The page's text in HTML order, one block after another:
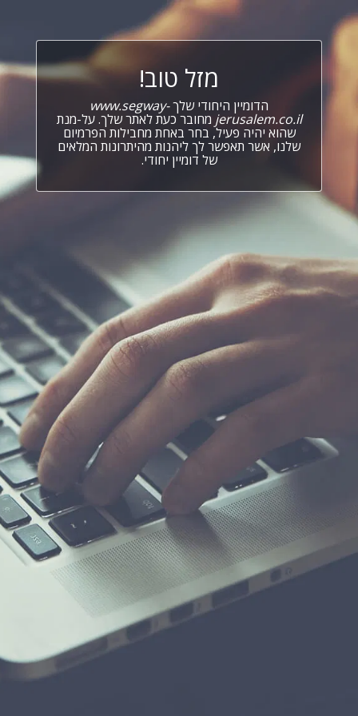
מזל טוב!
הדומיין היחודי שלךwww.segway-
jerusalem.co.il מחובר כעת לאתר שלך. על-מנת
שהוא יהיה פעיל, בחר באחת מחבילות הפרמיום
שלנו, אשר תאפשר לך ליהנות מהיתרונות המלאים
של דומיין יחודי.